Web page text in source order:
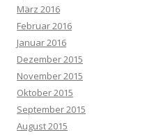
März 2016
Februar 2016
Januar 2016
Dezember 2015
November 2015
Oktober 2015
September 2015
August 2015